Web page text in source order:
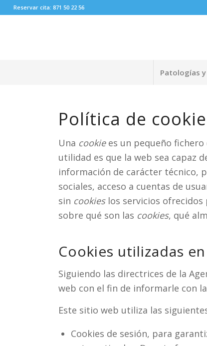
Reservar cita: 871 50 22 56
Patologías
Política de
Una cookiees un pequeño fichero
utilidad es que la web sea capaz
información de carácter técnico,
sociales, acceso a cuentas de
sin cookieslos servicios ofrecidos
sobre qué son las cookies, qué
Cookies utilizadas
Siguiendo las directrices de la
web con el fin de informarle con
Este sitio web utiliza las
Cookies de sesión, para